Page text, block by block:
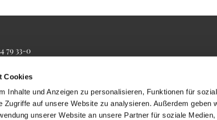
Cookies
Inhalte und Anzeigen zu personalisieren, Funktionen für
Zugriffe auf unsere Website zu analysieren. Außerdem geben
unserer Website an unsere Partner für soziale Medien,
79 33-0
von-berlin.de